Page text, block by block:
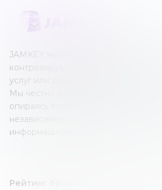
JAMKEY является независимым
контролируется каким-либо
услуг или другим учреждением.
Мы честно создаем наши обзоры и
опираясь только на собственные
независимых экспертов; все это
информационных целях.
Рейтинг брокеров